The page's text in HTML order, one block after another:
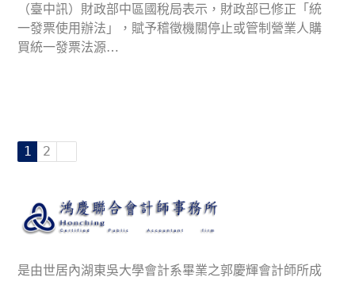
（臺中訊）財政部中區國稅局表示，財政部已修正「統
一發票使用辦法」，賦予稽徵機關停止或管制營業人購
買統一發票法源…
1 2
是由世居內湖東吳大學會計系畢業之郭慶輝會計師所成